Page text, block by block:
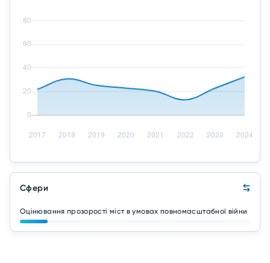
Сфери
Оцінювання прозорості міст в умовах повномасштабної війни